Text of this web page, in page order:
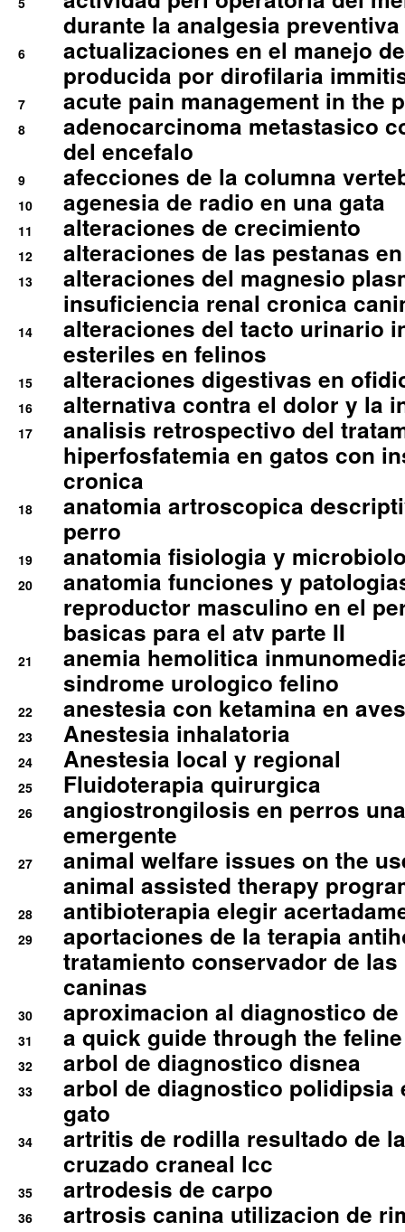
durante la analgesia
6
actualizaciones en el manejo
producida por dirofilaria
7 acute pain management in the
8
adenocarcinoma metastasico
del encefalo
9 afecciones de la columna
10 agenesia de radio en una gata
11 alteraciones de crecimiento
12 alteraciones de las pestanas
13
alteraciones del magnesio
insuficiencia renal cronica
14
alteraciones del tacto urinario
esteriles en felinos
15 alteraciones digestivas en
16 alternativa contra el dolor y la
17
analisis retrospectivo del
hiperfosfatemia en gatos con
cronica
18
anatomia artroscopica
perro
19 anatomia fisiologia y
20
anatomia funciones y
reproductor masculino en el
basicas para el atv parte II
21
anemia hemolitica
sindrome urologico felino
22 anestesia con ketamina en
23 Anestesia inhalatoria
24 Anestesia local y regional
25 Fluidoterapia quirurgica
26
angiostrongilosis en perros
emergente
27
animal welfare issues on the
animal assisted therapy
28 antibioterapia elegir
29
aportaciones de la terapia
tratamiento conservador de
caninas
30 aproximacion al diagnostico
31 a quick guide through the
32 arbol de diagnostico disnea
33
arbol de diagnostico polidipsia
gato
34
artritis de rodilla resultado de
cruzado craneal lcc
35 artrodesis de carpo
36
artrosis canina utilizacion de